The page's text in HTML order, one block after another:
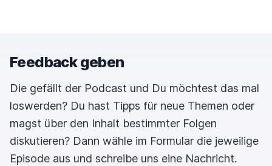
außer Leitungswasser und Sodastream irgendwie
nur noch Milch und zwei Dosen Red Bull.
SPEAKER 1 00:01:30
Habe ich jetzt gesehen, es gibt jetzt von
Feedback geben
Die gefällt der Podcast und Du möchtest das mal
loswerden? Du hast Tipps für neue Themen oder
magst über den Inhalt bestimmter Folgen
diskutieren? Dann wähle im Formular die jeweilige
Episode aus und schreibe uns eine Nachricht.